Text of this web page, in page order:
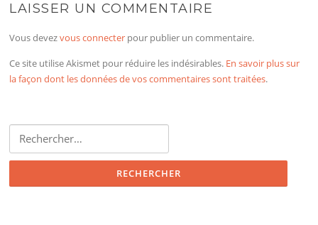
LAISSER UN COMMENTAIRE
Vous devezvous connecter pour publier un commentaire.
Ce site utilise Akismet pour réduire les indésirables. En savoir plus sur
la façon dont les données de vos commentaires sont traitées.
Rechercher :